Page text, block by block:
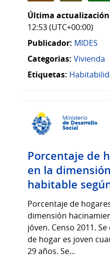
Última
12:53 (UTC+00:00)
Publicador: MIDES
Categorias: Vivienda
Etiquetas:
Porcentaje de
en la
habitable
Porcentaje de
dimensión
jóven. Censo 2011.
de hogar es joven
29 años. Se...